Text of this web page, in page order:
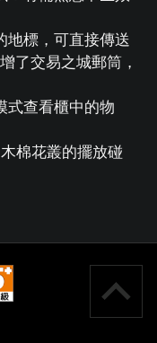
地標，可直接傳送
了交易之城郵筒，
式查看櫃中的物
棉花叢的擺放碰